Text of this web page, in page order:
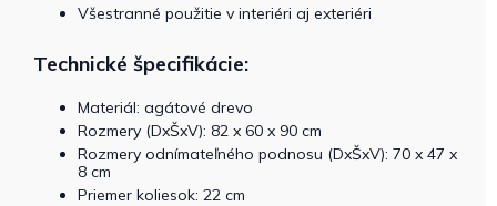
Všestranné použitie v interiéri aj exteriéri
Technické špecifikácie:
Materiál: agátové drevo
Rozmery (DxŠxV): 82 x 60 x 90 cm
Rozmery odnímateľného podnosu (DxŠxV): 70 x 47 x
8 cm
Priemer koliesok: 22 cm